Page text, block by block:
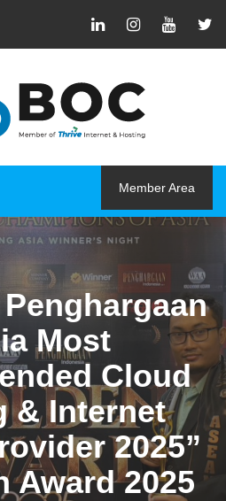
Member Area
Most
Cloud
& Internet
2025”
Award 2025